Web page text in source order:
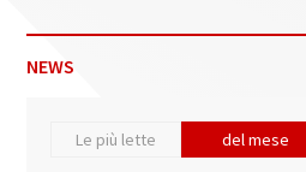
NEWS
Le più lette del mese